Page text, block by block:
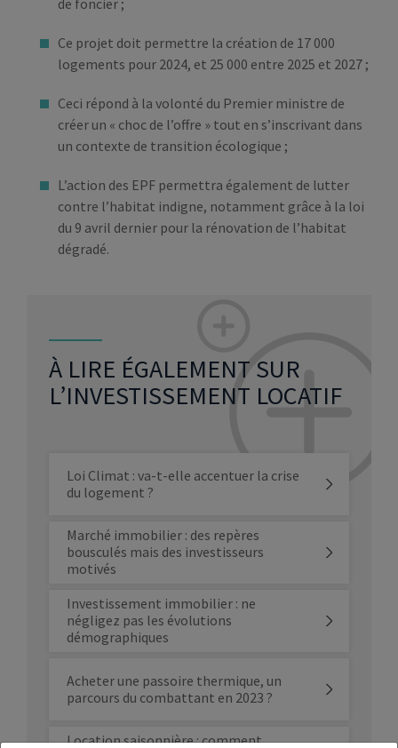
Ce projet doit permettre la création de 17 000
logements pour 2024, et 25 000 entre 2025 et 2027 ;
Ceci répond à la volonté du Premier ministre de
créer un « choc de l’offre » tout en s’inscrivant dans
un contexte de transition écologique ;
L’action des EPF permettra également de lutter
contre l’habitat indigne, notamment grâce à la loi
du 9 avril dernier pour la rénovation de l’habitat
dégradé.
À LIRE ÉGALEMENT SUR
L’INVESTISSEMENT LOCATIF
Loi Climat : va-t-elle accentuer la crise
du logement ?
Marché immobilier : des repères
bousculés mais des investisseurs
motivés
Investissement immobilier : ne
négligez pas les évolutions
démographiques
Acheter une passoire thermique, un
parcours du combattant en 2023 ?
Location saisonnière : comment